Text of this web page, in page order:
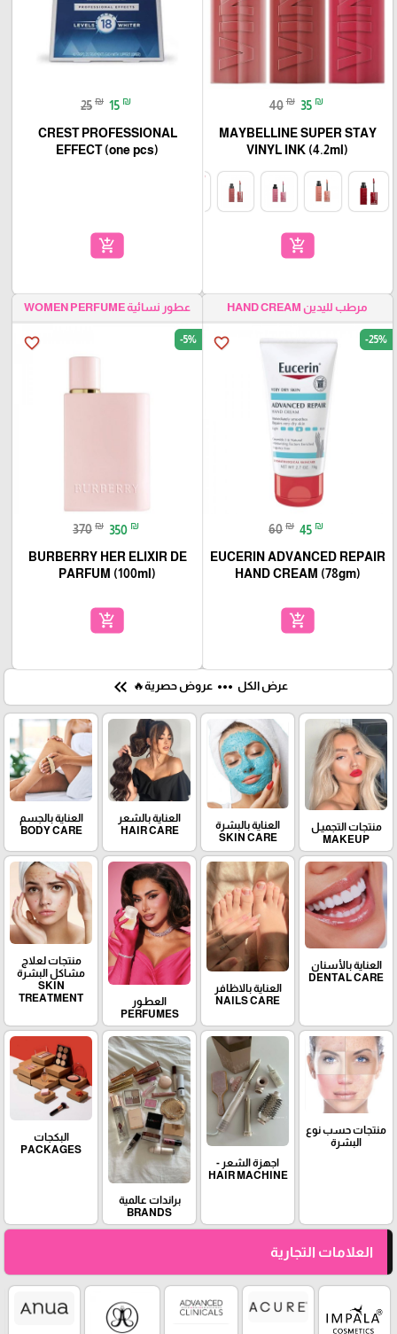
40 ₪ 35 ₪
MAYBELLINE SUPER STAY
VINYL INK (4.2ml)
add_shopping_cart
25 ₪ 15 ₪
CREST PROFESSIONAL
EFFECT (one pcs)
add_shopping_cart
مرطب لليدين HAND CREAM
favorite_border -25%
60 ₪ 45 ₪
EUCERIN ADVANCED REPAIR
HAND CREAM (78gm)
add_shopping_cart
عطور نسائية WOMEN PERFUME
favorite_border -5%
370 ₪ 350 ₪
BURBERRY HER ELIXIR DE
PARFUM (100ml)
add_shopping_cart
عرض الكل more_horiz عروض حصرية🔥 keyboard_double_arrow_left
منتجات التجميـل
MAKEUP
العناية بالبشرة
SKIN CARE
العناية بالشعر
HAIR CARE
العناية بالجسم
BODY CARE
العناية بالأسنان
DENTAL CARE
العناية بالاظافر
NAILS CARE
العطـور
PERFUMES
منتجات لعلاج
مشاكل البشرة
SKIN
TREATMENT
منتجات حسب نوع
البشرة
اجهزة الشعر -
HAIR MACHINE
براندات عالمية
BRANDS
البكجات
PACKAGES
العلامات التجارية